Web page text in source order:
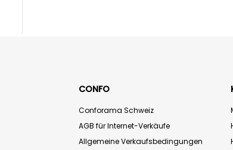
CONFO
Conforama Schweiz
AGB für Internet-Verkäufe
Allgemeine Verkaufsbedingungen